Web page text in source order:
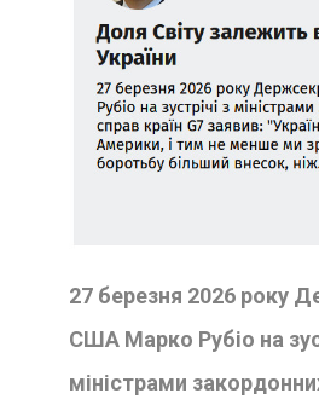
27 березня 2026 року
США Марко Рубіо на
міністрами